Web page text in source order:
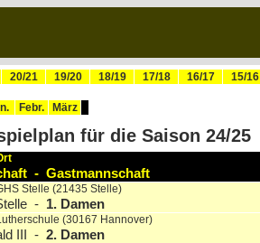
15/16
16/17
17/18
18/19
19/20
20/21
Febr. März
für die Saison 24/25
- Gastmannschaft
Stelle (21435 Stelle)
- 1. Damen
(30167 Hannover)
III - 2. Damen